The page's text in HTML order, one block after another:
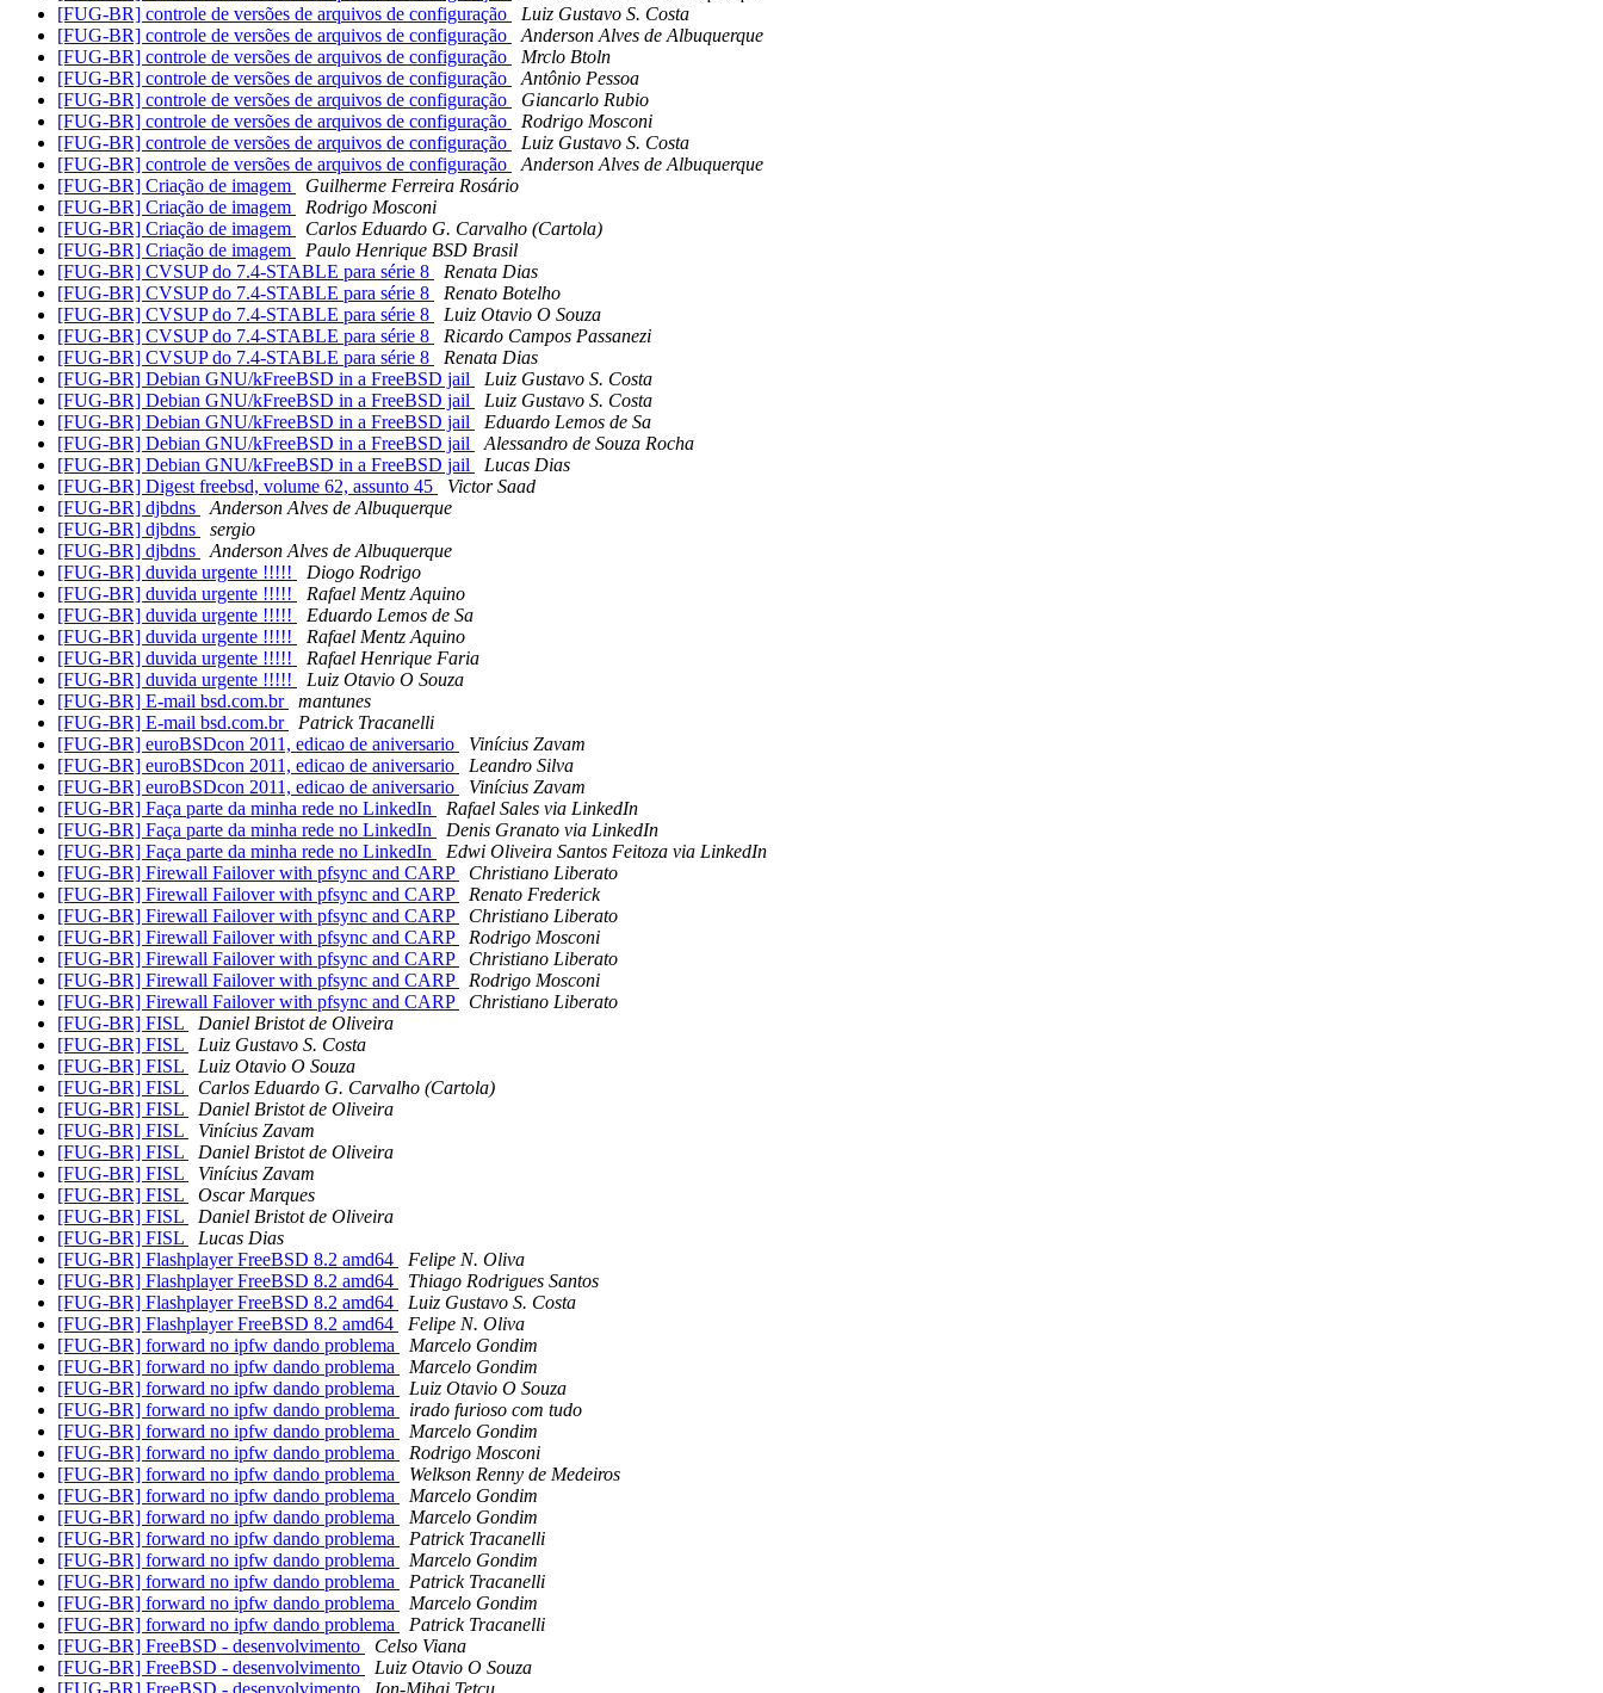
[FUG-BR] controle de versões de arquivos de configuração
Luiz Gustavo S. Costa
[FUG-BR] controle de versões de arquivos de configuração
Anderson Alves de Albuquerque
[FUG-BR] controle de versões de arquivos de configuração
Mrclo Btoln
[FUG-BR] controle de versões de arquivos de configuração
Antônio Pessoa
[FUG-BR] controle de versões de arquivos de configuração
Giancarlo Rubio
[FUG-BR] controle de versões de arquivos de configuração
Rodrigo Mosconi
[FUG-BR] controle de versões de arquivos de configuração
Luiz Gustavo S. Costa
[FUG-BR] controle de versões de arquivos de configuração
Anderson Alves de Albuquerque
[FUG-BR] Criação de imagem
Guilherme Ferreira Rosário
[FUG-BR] Criação de imagem
Rodrigo Mosconi
[FUG-BR] Criação de imagem
Carlos Eduardo G. Carvalho (Cartola)
[FUG-BR] Criação de imagem
Paulo Henrique BSD Brasil
[FUG-BR] CVSUP do 7.4-STABLE para série 8
Renata Dias
[FUG-BR] CVSUP do 7.4-STABLE para série 8
Renato Botelho
[FUG-BR] CVSUP do 7.4-STABLE para série 8
Luiz Otavio O Souza
[FUG-BR] CVSUP do 7.4-STABLE para série 8
Ricardo Campos Passanezi
[FUG-BR] CVSUP do 7.4-STABLE para série 8
Renata Dias
[FUG-BR] Debian GNU/kFreeBSD in a FreeBSD jail
Luiz Gustavo S. Costa
[FUG-BR] Debian GNU/kFreeBSD in a FreeBSD jail
Luiz Gustavo S. Costa
[FUG-BR] Debian GNU/kFreeBSD in a FreeBSD jail
Eduardo Lemos de Sa
[FUG-BR] Debian GNU/kFreeBSD in a FreeBSD jail
Alessandro de Souza Rocha
[FUG-BR] Debian GNU/kFreeBSD in a FreeBSD jail
Lucas Dias
[FUG-BR] Digest freebsd, volume 62, assunto 45
Victor Saad
[FUG-BR] djbdns
Anderson Alves de Albuquerque
[FUG-BR] djbdns
sergio
[FUG-BR] djbdns
Anderson Alves de Albuquerque
[FUG-BR] duvida urgente !!!!!
Diogo Rodrigo
[FUG-BR] duvida urgente !!!!!
Rafael Mentz Aquino
[FUG-BR] duvida urgente !!!!!
Eduardo Lemos de Sa
[FUG-BR] duvida urgente !!!!!
Rafael Mentz Aquino
[FUG-BR] duvida urgente !!!!!
Rafael Henrique Faria
[FUG-BR] duvida urgente !!!!!
Luiz Otavio O Souza
[FUG-BR] E-mail bsd.com.br
mantunes
[FUG-BR] E-mail bsd.com.br
Patrick Tracanelli
[FUG-BR] euroBSDcon 2011, edicao de aniversario
Vinícius Zavam
[FUG-BR] euroBSDcon 2011, edicao de aniversario
Leandro Silva
[FUG-BR] euroBSDcon 2011, edicao de aniversario
Vinícius Zavam
[FUG-BR] Faça parte da minha rede no LinkedIn
Rafael Sales via LinkedIn
[FUG-BR] Faça parte da minha rede no LinkedIn
Denis Granato via LinkedIn
[FUG-BR] Faça parte da minha rede no LinkedIn
Edwi Oliveira Santos Feitoza via LinkedIn
[FUG-BR] Firewall Failover with pfsync and CARP
Christiano Liberato
[FUG-BR] Firewall Failover with pfsync and CARP
Renato Frederick
[FUG-BR] Firewall Failover with pfsync and CARP
Christiano Liberato
[FUG-BR] Firewall Failover with pfsync and CARP
Rodrigo Mosconi
[FUG-BR] Firewall Failover with pfsync and CARP
Christiano Liberato
[FUG-BR] Firewall Failover with pfsync and CARP
Rodrigo Mosconi
[FUG-BR] Firewall Failover with pfsync and CARP
Christiano Liberato
[FUG-BR] FISL
Daniel Bristot de Oliveira
[FUG-BR] FISL
Luiz Gustavo S. Costa
[FUG-BR] FISL
Luiz Otavio O Souza
[FUG-BR] FISL
Carlos Eduardo G. Carvalho (Cartola)
[FUG-BR] FISL
Daniel Bristot de Oliveira
[FUG-BR] FISL
Vinícius Zavam
[FUG-BR] FISL
Daniel Bristot de Oliveira
[FUG-BR] FISL
Vinícius Zavam
[FUG-BR] FISL
Oscar Marques
[FUG-BR] FISL
Daniel Bristot de Oliveira
[FUG-BR] FISL
Lucas Dias
[FUG-BR] Flashplayer FreeBSD 8.2 amd64
Felipe N. Oliva
[FUG-BR] Flashplayer FreeBSD 8.2 amd64
Thiago Rodrigues Santos
[FUG-BR] Flashplayer FreeBSD 8.2 amd64
Luiz Gustavo S. Costa
[FUG-BR] Flashplayer FreeBSD 8.2 amd64
Felipe N. Oliva
[FUG-BR] forward no ipfw dando problema
Marcelo Gondim
[FUG-BR] forward no ipfw dando problema
Marcelo Gondim
[FUG-BR] forward no ipfw dando problema
Luiz Otavio O Souza
[FUG-BR] forward no ipfw dando problema
irado furioso com tudo
[FUG-BR] forward no ipfw dando problema
Marcelo Gondim
[FUG-BR] forward no ipfw dando problema
Rodrigo Mosconi
[FUG-BR] forward no ipfw dando problema
Welkson Renny de Medeiros
[FUG-BR] forward no ipfw dando problema
Marcelo Gondim
[FUG-BR] forward no ipfw dando problema
Marcelo Gondim
[FUG-BR] forward no ipfw dando problema
Patrick Tracanelli
[FUG-BR] forward no ipfw dando problema
Marcelo Gondim
[FUG-BR] forward no ipfw dando problema
Patrick Tracanelli
[FUG-BR] forward no ipfw dando problema
Marcelo Gondim
[FUG-BR] forward no ipfw dando problema
Patrick Tracanelli
[FUG-BR] FreeBSD - desenvolvimento
Celso Viana
[FUG-BR] FreeBSD - desenvolvimento
Luiz Otavio O Souza